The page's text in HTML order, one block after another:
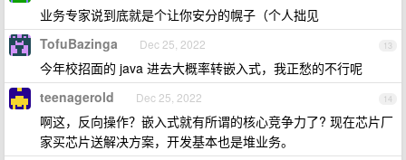
业务专家说到底就是个让你安分的幌子（个人拙见
13
TofuBazinga Dec 25, 2022
今年校招面的 java 进去大概率转嵌入式，我正愁的不行呢
14
teenagerold Dec 25, 2022
啊这，反向操作？嵌入式就有所谓的核心竞争力了? 现在芯片厂
家买芯片送解决方案，开发基本也是堆业务。